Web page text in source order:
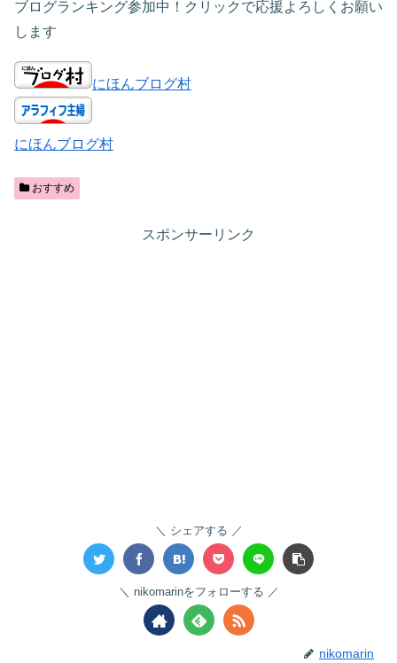
ブログランキング参加中！クリックで応援よろしくお願い
します
にほんブログ村
にほんブログ村
おすすめ
スポンサーリンク
シェアする
nikomarinをフォローする
nikomarin